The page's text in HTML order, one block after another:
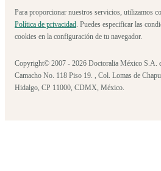
Para proporcionar nuestros servicios, utilizamos
Política de privacidad. Puedes especificar las
cookies en la configuración de tu navegador.
Copyright© 2007 - 2026 Doctoralia México S.A.
Camacho No. 118 Piso 19. , Col. Lomas de
Hidalgo, CP 11000, CDMX, México.